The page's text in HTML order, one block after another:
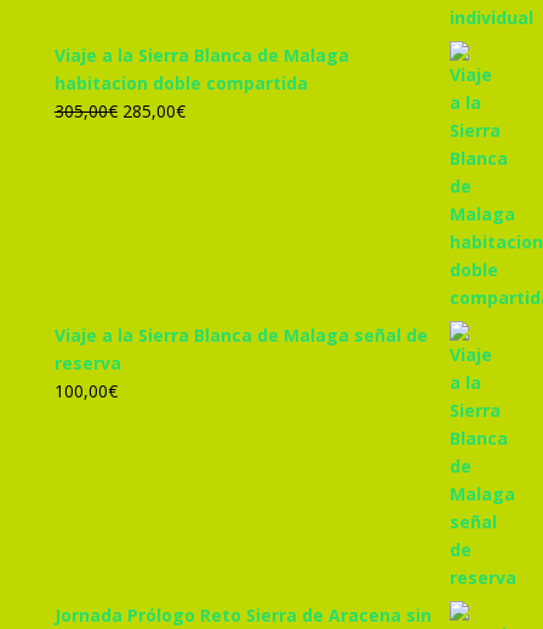
Viaje a la Sierra Blanca de Malaga
habitacion doble compartida
305,00€ El
285,00€El
Viaje a la Sierra Blanca de Malaga señal de
reserva
100,00€
Jornada Prólogo Reto Sierra de Aracena sin